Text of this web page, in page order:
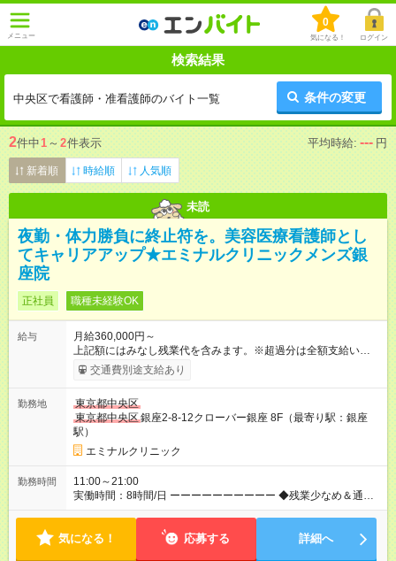
メニュー
0
気になる！ ログイン
検索結果
中央区で看護師・准看護師のバイト一覧 条件の変更
2件中1 ～ 2件表示 平均時給: --- 円
新着順 時給順 人気順
未読
夜勤・体力勝負に終止符を。美容医療看護師とし
てキャリアアップ★エミナルクリニックメンズ銀
座院
正社員 職種未経験OK
給与
月給360,000円～
上記額にはみなし残業代を含みます。※超過分は全額支給いたし
ます。 みなし残業代 46,900円／月 みなし残業時間 23時間／月
【試用期間】試用期間あり 試用期間の長さ：6ヶ月 ※ 雇用形態
採用（契約社員） 給与：月給 340,000円 ～ 340,000円 上記額に
はみなし残業代を含みます。※超過分は全額支給いたします。
みなし残業代 46,900円／月 みなし残業時間 23時間／月
交通費別途支給あり
勤務地
東京都中央区
東京都中央区銀座2-8-12クローバー銀座 8F（最寄り駅：銀座
駅）
エミナルクリニック
勤務時間
11:00～21:00
実働時間：8時間/日 ーーーーーーーーーー ◆残業少なめ＆通勤
も楽々◆ ーーーーーーーーーー 11時開院のため、朝はゆっくり
ーーーーーーーーー ◆夜勤はありません◆ ーーーーーーーーー
気になる！ 応募する 詳細へ